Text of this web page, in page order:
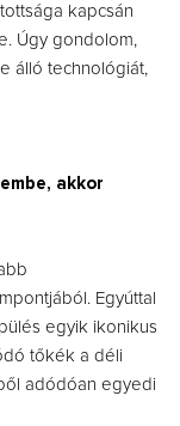
kapcsán
Úgy gondolom,
álló technológiát,
akkor
Egyúttal
egyik ikonikus
tőkék a déli
adódóan egyedi